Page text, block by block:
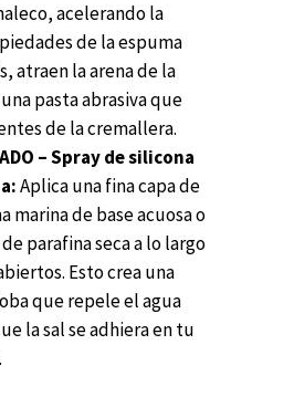
acelerando la
de la espuma
atraen la arena de la
pasta abrasiva que
de la cremallera.
– Spray de silicona
Aplica una fina capa de
marina de base acuosa o
parafina seca a lo largo
Esto crea una
que repele el agua
la sal se adhiera en tu